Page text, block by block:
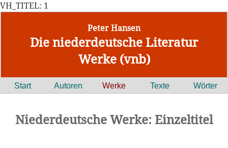
VH_TITEL: 1
Peter Hansen
Die niederdeutsche Literatur
Werke (vnb)
Start Autoren Werke Texte Wörter
Niederdeutsche Werke: Einzeltitel